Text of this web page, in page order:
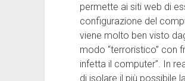
permette ai siti web di
configurazione del
viene molto ben visto
modo “terroristico” con
infetta il computer”. In
di isolare il più possibile